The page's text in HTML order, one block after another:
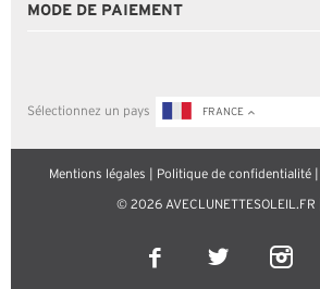
MODE DE PAIEMENT
Sélectionnez un pays FRANCE
Mentions légales Politique de confidentialité
© 2026 AVECLUNETTESOLEIL.FR |